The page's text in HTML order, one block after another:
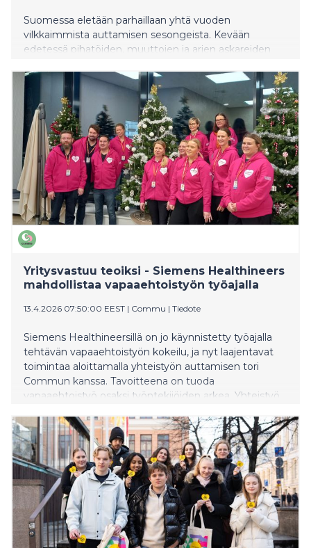
Suomessa eletään parhaillaan yhtä vuoden
vilkkaimmista auttamisen sesongeista. Kevään
edetessä pihatöiden, muuttojen ja arjen askareiden
toisiaan. Tuore data Commu-sovelluksesta osoittaa,
että suomalaisten keskinäinen apu on nyt selvässä
kasvussa.
Yritysvastuu teoiksi - Siemens Healthineers
mahdollistaa vapaaehtoistyön työajalla
13.4.2026 07:50:00 EEST | Commu | Tiedote
Siemens Healthineersillä on jo käynnistetty työajalla
tehtävän vapaaehtoistyön kokeilu, ja nyt laajentavat
toimintaa aloittamalla yhteistyön auttamisen tori
Commun kanssa. Tavoitteena on tuoda
vapaaehtoistyö osaksi työntekijöiden arkea. Yhteistyö
yhteiskunnalliseen hyvään työajalla ja vahvistaa
samalla työn merkityksellisyyttä, yhteisöllisyyttä ja
yrityksen vastuullisuustyötä.